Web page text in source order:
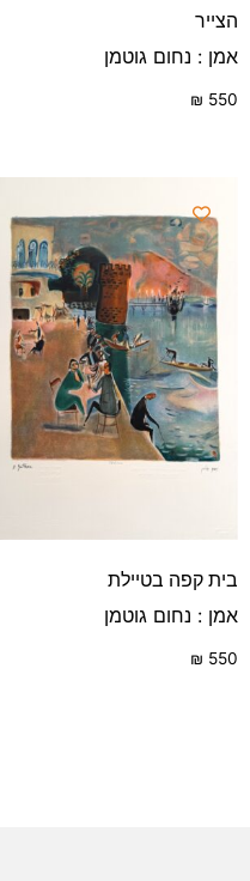
הצייר
אמן : נחום גוטמן
₪ 550
בית קפה בטיילת
אמן : נחום גוטמן
₪ 550